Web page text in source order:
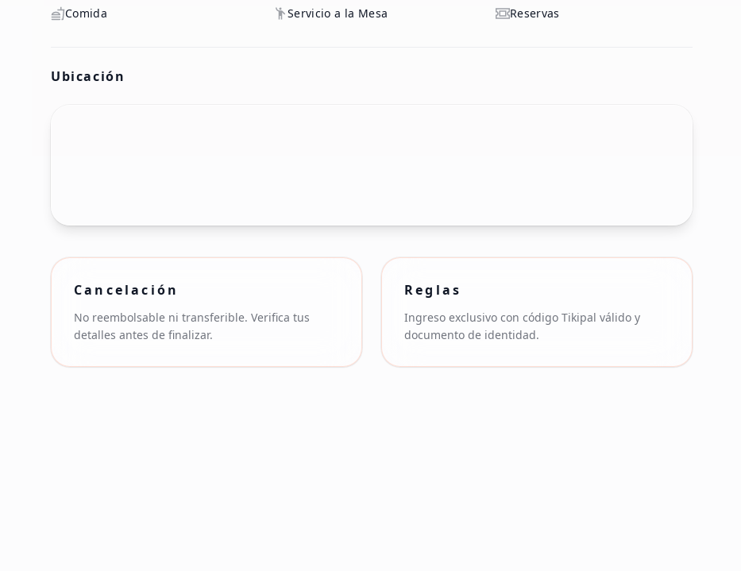
Comida Servicio a la Mesa Reservas
Ubicación
Cancelación
No reembolsable ni transferible. Verifica tus
detalles antes de finalizar.
Reglas
Ingreso exclusivo con código Tikipal válido y
documento de identidad.